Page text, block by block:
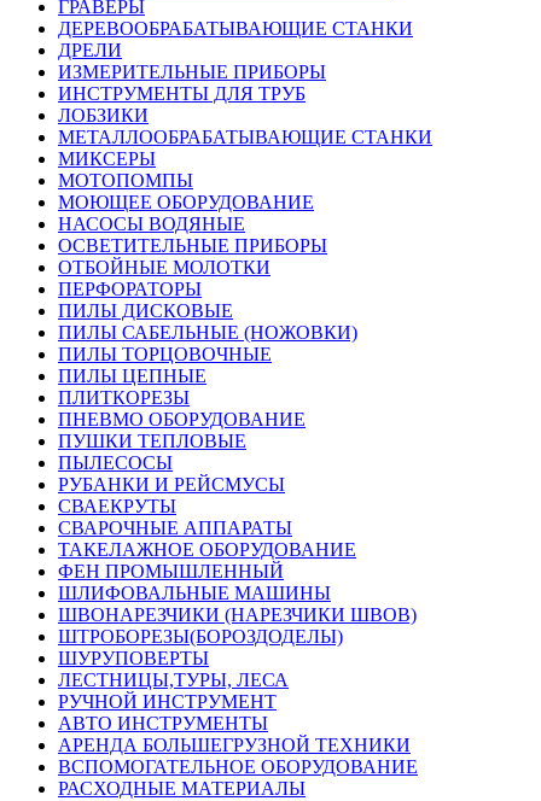
ГРАВЕРЫ
ДЕРЕВООБРАБАТЫВАЮЩИЕ СТАНКИ
ДРЕЛИ
ИЗМЕРИТЕЛЬНЫЕ ПРИБОРЫ
ИНСТРУМЕНТЫ ДЛЯ ТРУБ
ЛОБЗИКИ
МЕТАЛЛООБРАБАТЫВАЮЩИЕ СТАНКИ
МИКСЕРЫ
МОТОПОМПЫ
МОЮЩЕЕ ОБОРУДОВАНИЕ
НАСОСЫ ВОДЯНЫЕ
ОСВЕТИТЕЛЬНЫЕ ПРИБОРЫ
ОТБОЙНЫЕ МОЛОТКИ
ПЕРФОРАТОРЫ
ПИЛЫ ДИСКОВЫЕ
ПИЛЫ САБЕЛЬНЫЕ (НОЖОВКИ)
ПИЛЫ ТОРЦОВОЧНЫЕ
ПИЛЫ ЦЕПНЫЕ
ПЛИТКОРЕЗЫ
ПНЕВМО ОБОРУДОВАНИЕ
ПУШКИ ТЕПЛОВЫЕ
ПЫЛЕСОСЫ
РУБАНКИ И РЕЙСМУСЫ
СВАЕКРУТЫ
СВАРОЧНЫЕ АППАРАТЫ
ТАКЕЛАЖНОЕ ОБОРУДОВАНИЕ
ФЕН ПРОМЫШЛЕННЫЙ
ШЛИФОВАЛЬНЫЕ МАШИНЫ
ШВОНАРЕЗЧИКИ (НАРЕЗЧИКИ ШВОВ)
ШТРОБОРЕЗЫ(БОРОЗДОДЕЛЫ)
ШУРУПОВЕРТЫ
ЛЕСТНИЦЫ,ТУРЫ, ЛЕСА
РУЧНОЙ ИНСТРУМЕНТ
АВТО ИНСТРУМЕНТЫ
АРЕНДА БОЛЬШЕГРУЗНОЙ ТЕХНИКИ
ВСПОМОГАТЕЛЬНОЕ ОБОРУДОВАНИЕ
РАСХОДНЫЕ МАТЕРИАЛЫ